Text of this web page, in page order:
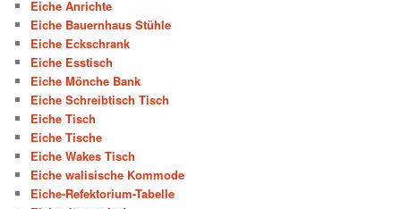
Eiche Anrichte
Eiche Bauernhaus Stühle
Eiche Eckschrank
Eiche Esstisch
Eiche Mönche Bank
Eiche Schreibtisch Tisch
Eiche Tisch
Eiche Tische
Eiche Wakes Tisch
Eiche walisische Kommode
Eiche-Refektorium-Tabelle